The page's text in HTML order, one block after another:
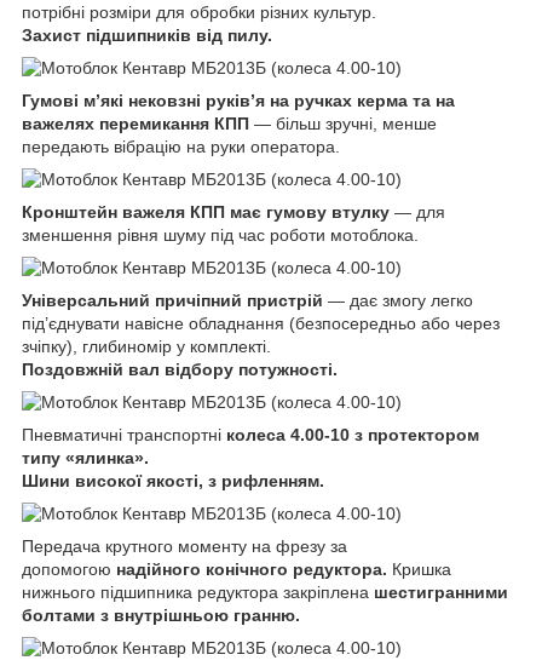
потрібні розміри для обробки різних культур.
Захист підшипників від пилу.
Гумові м’які нековзні руків’я на ручках керма та на
важелях перемикання КПП — більш зручні, менше
передають вібрацію на руки оператора.
Кронштейн важеля КПП має гумову втулку — для
зменшення рівня шуму під час роботи мотоблока.
Універсальний причіпний пристрій — дає змогу легко
під’єднувати навісне обладнання (безпосередньо або через
зчіпку), глибиномір у комплекті.
Поздовжній вал відбору потужності.
Пневматичні транспортні колеса 4.00-10 з протектором
типу «ялинка».
Шини високої якості, з рифленням.
Передача крутного моменту на фрезу за
допомогою надійного конічного редуктора. Кришка
нижнього підшипника редуктора закріплена шестигранними
болтами з внутрішньою гранню.